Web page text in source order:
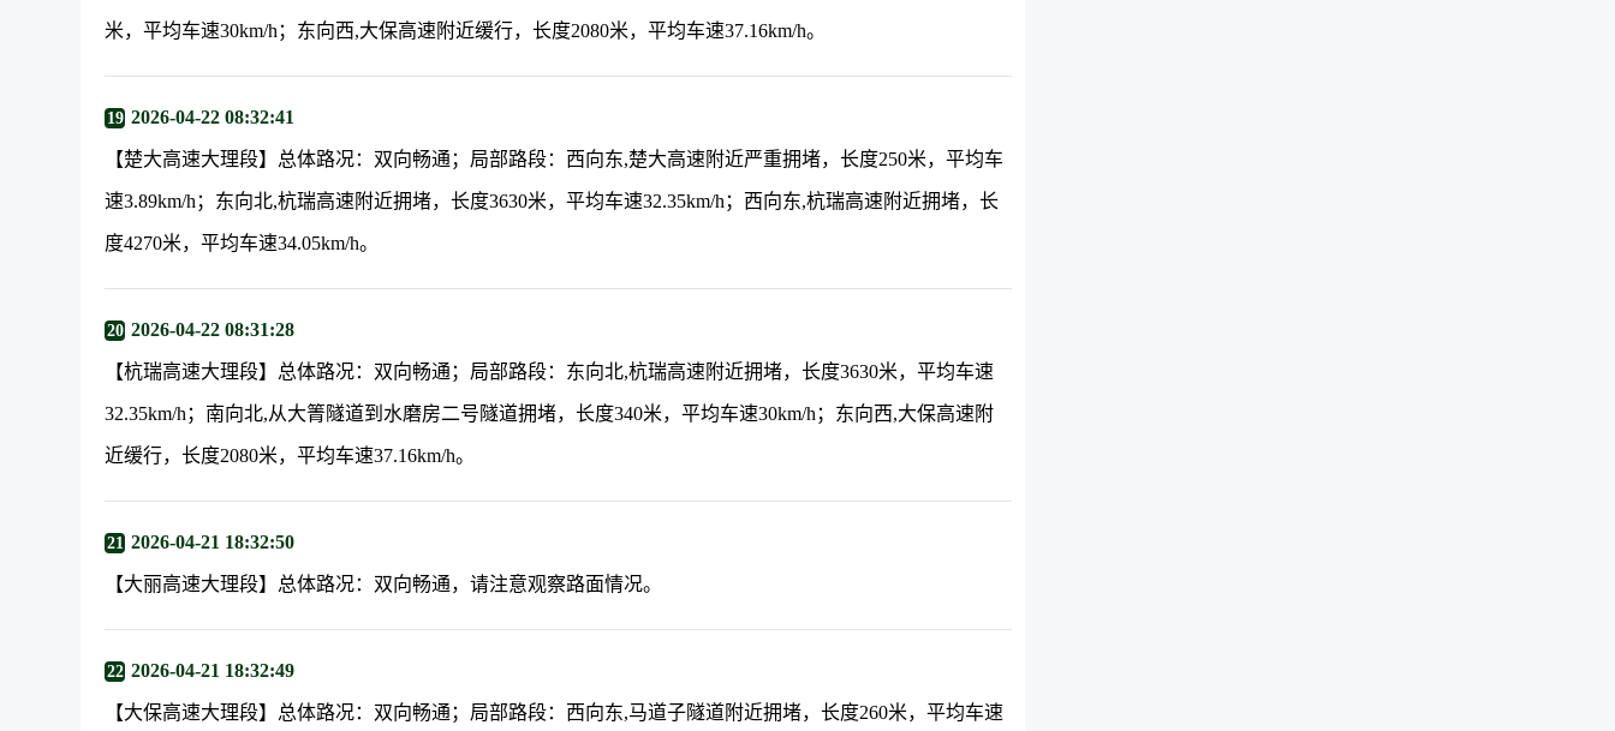
米，平均车速30km/h；东向西,大保高速附近缓行，长度2080米，平均车速37.16km/h。
19 2026-04-22 08:32:41
【楚大高速大理段】总体路况：双向畅通；局部路段：西向东,楚大高速附近严重拥堵，长度250米，平均车
速3.89km/h；东向北,杭瑞高速附近拥堵，长度3630米，平均车速32.35km/h；西向东,杭瑞高速附近拥堵，长
度4270米，平均车速34.05km/h。
20 2026-04-22 08:31:28
【杭瑞高速大理段】总体路况：双向畅通；局部路段：东向北,杭瑞高速附近拥堵，长度3630米，平均车速
32.35km/h；南向北,从大箐隧道到水磨房二号隧道拥堵，长度340米，平均车速30km/h；东向西,大保高速附
近缓行，长度2080米，平均车速37.16km/h。
21 2026-04-21 18:32:50
【大丽高速大理段】总体路况：双向畅通，请注意观察路面情况。
22 2026-04-21 18:32:49
【大保高速大理段】总体路况：双向畅通；局部路段：西向东,马道子隧道附近拥堵，长度260米，平均车速